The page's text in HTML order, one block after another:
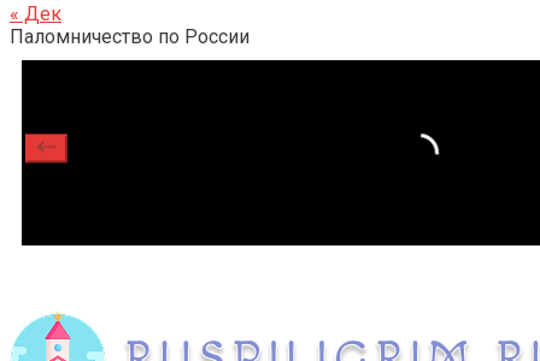
« Дек
Паломничество по России